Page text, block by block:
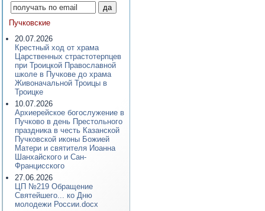
Пучковские
20.07.2026
Крестный ход от храма
Царственных страстотерпцев
при Троицкой Православной
школе в Пучкове до храма
Живоначальной Троицы в
Троицке
10.07.2026
Архиерейское богослужение в
Пучково в день Престольного
праздника в честь Казанской
Пучковской иконы Божией
Матери и святителя Иоанна
Шанхайского и Сан-
Францисского
27.06.2026
ЦП №219 Обращение
Святейшего... ко Дню
молодежи России.docx